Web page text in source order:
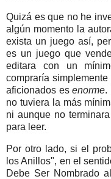
Quizá es que no he
algún momento la
exista un juego así,
es un juego que
editara con un
compraría
aficionados esenorme.
no tuviera la más
ni aunque no
para leer.
Por otro lado, si el
los Anillos", en el
Debe Ser Nombrado